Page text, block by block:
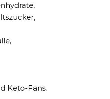
Keto-Fans.